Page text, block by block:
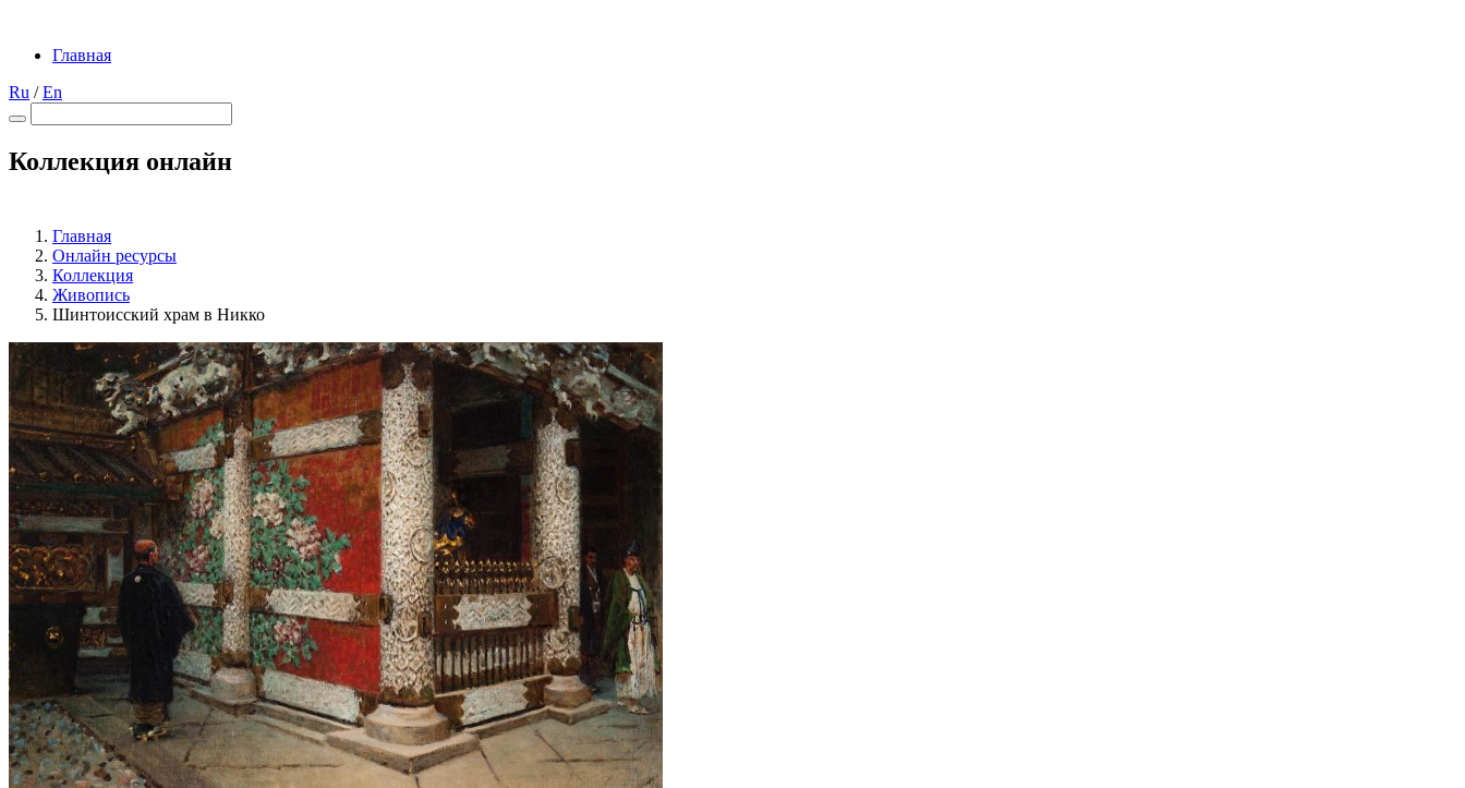
Главная
Ru /En
Коллекция онлайн
Главная
Онлайн ресурсы
Коллекция
Живопись
Шинтоисский храм в Никко